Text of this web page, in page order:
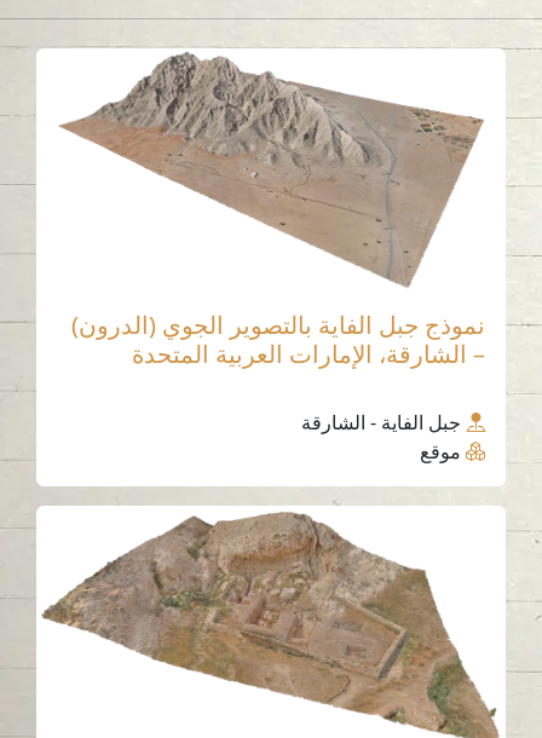
نموذج جبل الفاية بالتصوير الجوي (الدرون)
– الشارقة، الإمارات العربية المتحدة
جبل الفاية - الشارقة
موقع